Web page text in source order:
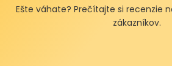
Ešte váhate? Prečítajte si recenzie
zákazníkov.